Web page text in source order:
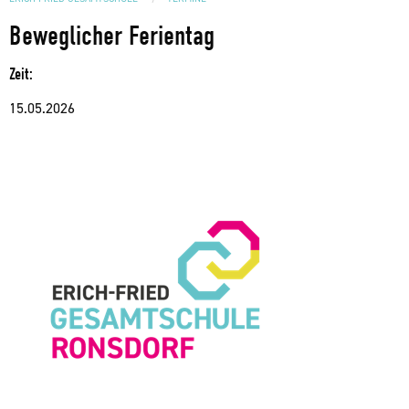
Beweglicher Ferientag
Zeit:
15.05.2026